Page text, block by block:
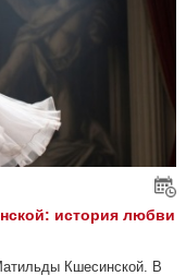
история любви
Кшесинской. В